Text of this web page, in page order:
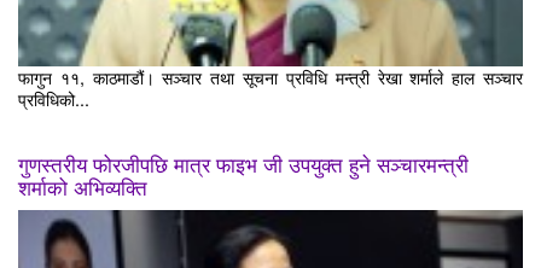
फागुन ११, काठमाडौं। सञ्चार तथा सूचना प्रविधि मन्त्री रेखा शर्माले हाल सञ्चार
प्रविधिको...
गुणस्तरीय फोरजीपछि मात्र फाइभ जी उपयुक्त हुने सञ्चारमन्त्री
शर्माको अभिव्यक्ति